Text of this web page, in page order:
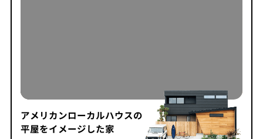
アメリカンローカルハウスの
平屋をイメージした家